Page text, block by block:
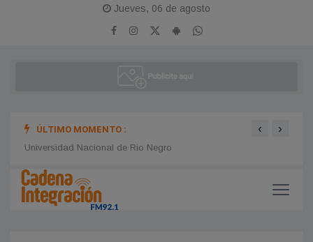
Jueves, 06 de agosto
ÚLTIMO MOMENTO :
Universidad Nacional de Rio Negro
‹ ›